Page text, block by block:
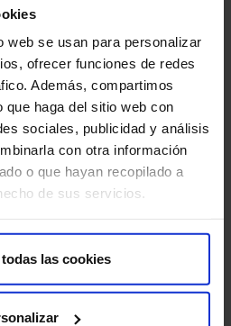
web se usan para personalizar
ofrecer funciones de redes
Además, compartimos
haga del sitio web con
sociales, publicidad y análisis
con otra información
o que hayan recopilado a
de sus servicios.
las cookies
Caracas, 1 –
Compostela
frecuentes, por si te ayudan